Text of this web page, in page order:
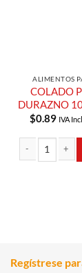
ALIMENTOS
COLADO
DURAZNO
$0.89 IVA
Regístrese